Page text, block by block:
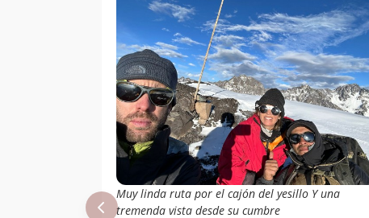
Muy linda ruta por el cajón del yesillo Y una
tremenda vista desde su cumbre